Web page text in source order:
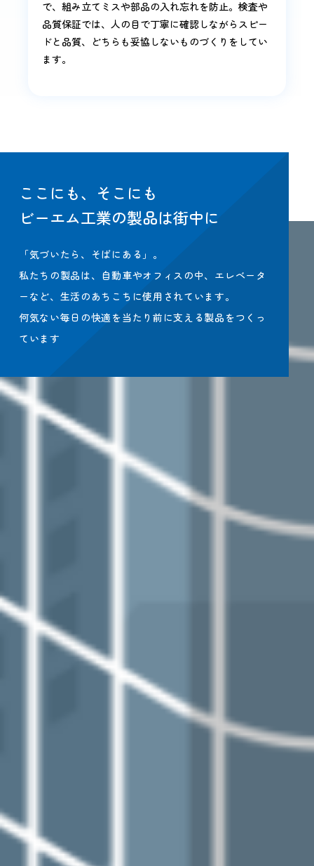
で、組み立てミスや部品の入れ忘れを防止。検査や
品質保証では、人の目で丁寧に確認しながらスピー
ドと品質、どちらも妥協しないものづくりをしてい
ます。
ここにも、そこにも
ビーエム工業の製品は街中に
「気づいたら、そばにある」。
私たちの製品は、自動車やオフィスの中、エレベータ
ーなど、生活のあちこちに使用されています。
何気ない毎日の快適を当たり前に支える製品をつくっ
ています